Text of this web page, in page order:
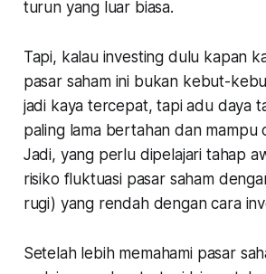
turun yang luar biasa.
Tapi, kalau investing dulu kapan
pasar saham ini bukan kebut-
jadi kaya tercepat, tapi adu daya
paling lama bertahan dan mampu
Jadi, yang perlu dipelajari tahap
risiko fluktuasi pasar saham
rugi) yang rendah dengan cara
Setelah lebih memahami pasar